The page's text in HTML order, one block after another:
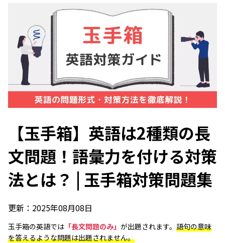
【玉手箱】英語は2種類の長
文問題！語彙力を付ける対策
法とは？ | 玉手箱対策問題集
更新： 2025年08月08日
玉手箱の英語では 「長文問題のみ」 が出題されます。 語句の意味
を答えるような問題は出題されません。